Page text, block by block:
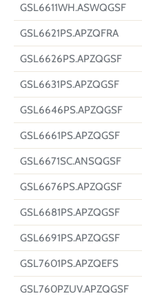
GSL6611WH.ASWQGSF
GSL6621PS.APZQFRA
GSL6626PS.APZQGSF
GSL6631PS.APZQGSF
GSL6646PS.APZQGSF
GSL6661PS.APZQGSF
GSL6671SC.ANSQGSF
GSL6676PS.APZQGSF
GSL6681PS.APZQGSF
GSL6691PS.APZQGSF
GSL7601PS.APZQEFS
GSL760PZUV.APZQGSF